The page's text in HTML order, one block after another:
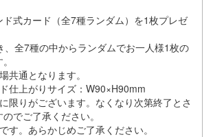
ド式カード（全7種ランダム）を1枚プレゼ
、全7種の中からランダムでお一人様1枚の
共通となります。
仕上がりサイズ：W90×H90mm
限りがございます。なくなり次第終了とさ
でご了承ください。
す。あらかじめご了承ください。